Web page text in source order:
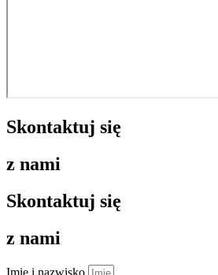
Skontaktuj się
z nami
Skontaktuj się
z nami
Imię i nazwisko